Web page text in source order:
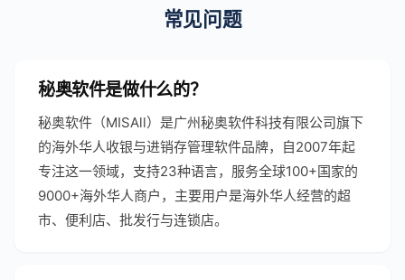
常见问题
秘奥软件是做什么的？
秘奥软件（MISAll）是广州秘奥软件科技有限公司旗下
的海外华人收银与进销存管理软件品牌，自2007年起
专注这一领域，支持23种语言，服务全球100+国家的
9000+海外华人商户，主要用户是海外华人经营的超
市、便利店、批发行与连锁店。